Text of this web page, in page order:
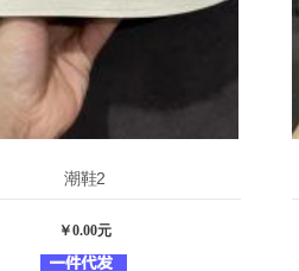
潮鞋2
￥0.00元